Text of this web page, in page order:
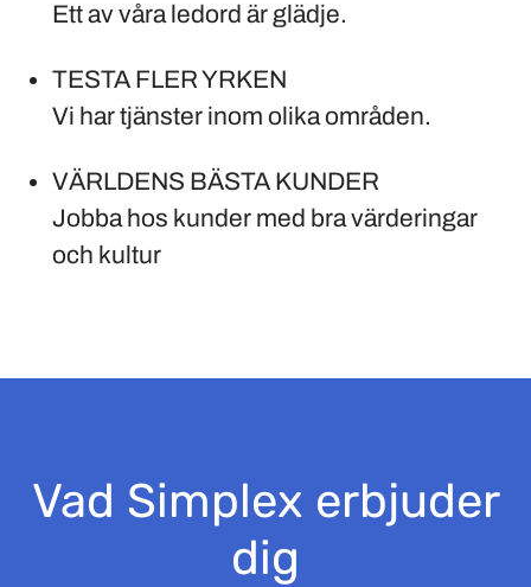
Ett av våra ledord är glädje.
TESTA FLER YRKEN
Vi har tjänster inom olika områden.
VÄRLDENS BÄSTA KUNDER
Jobba hos kunder med bra värderingar
och kultur
Vad Simplex erbjuder
dig